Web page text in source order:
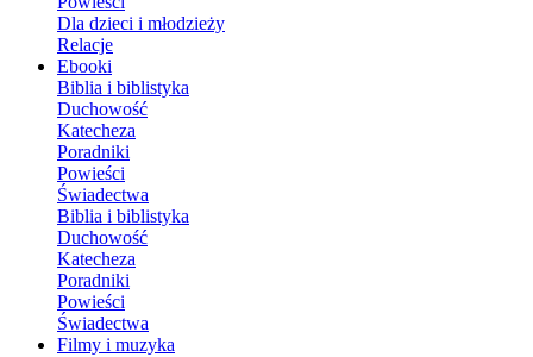
Dla dzieci i młodzieży
Relacje
Ebooki
Biblia i biblistyka
Duchowość
Katecheza
Poradniki
Powieści
Świadectwa
Biblia i biblistyka
Duchowość
Katecheza
Poradniki
Powieści
Świadectwa
Filmy i muzyka